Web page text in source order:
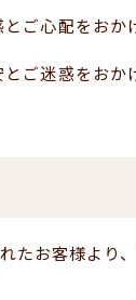
ご心配をおか
ご迷惑をお
たお客様より